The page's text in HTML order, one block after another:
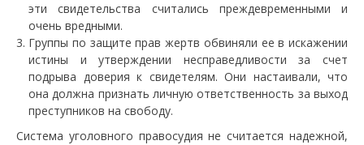
эти свидетельства считались преждевременными и
очень вредными.
Группы по защите прав жертв обвиняли ее в искажении
истины и утверждении несправедливости за счет
подрыва доверия к свидетелям. Они настаивали, что
она должна признать личную ответственность за выход
преступников на свободу.
Система уголовного правосудия не считается надежной,